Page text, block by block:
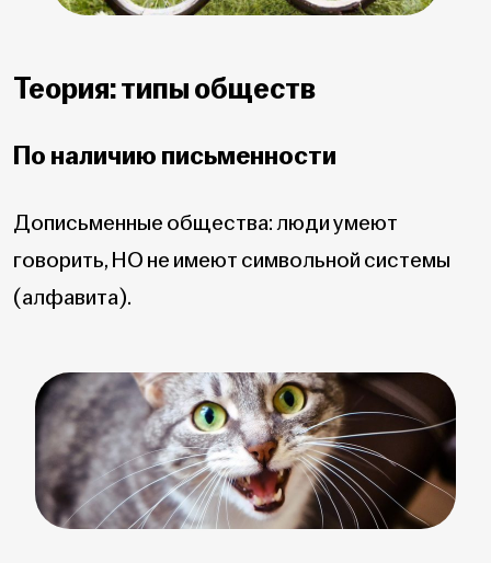
Теория: типы обществ
По наличию письменности
Дописьменные общества: люди умеют
говорить, НО не имеют символьной системы
(алфавита).